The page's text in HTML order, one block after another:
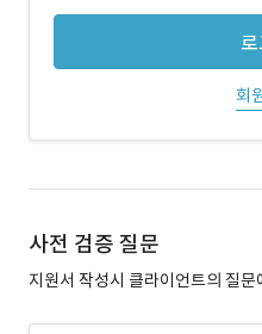
회
사전 검증 질문
지원서 작성시 클라이언트의 질문